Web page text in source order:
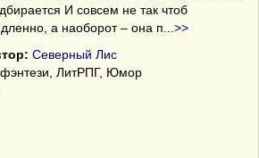
И совсем не так чтоб
а наоборот – она п
>>
Северный Лис
фэнтези, ЛитРПГ, Юмор